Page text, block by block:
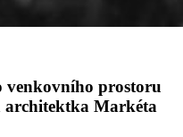
venkovního prostoru
architektka Markéta